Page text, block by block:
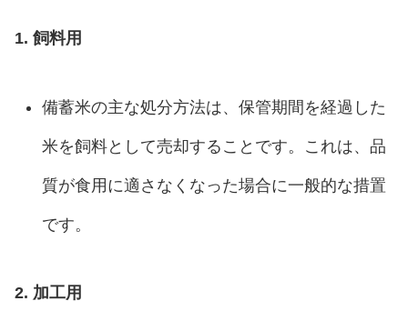
1. 飼料用
備蓄米の主な処分方法は、保管期間を経過した
米を飼料として売却することです。これは、品
質が食用に適さなくなった場合に一般的な措置
です。
2. 加工用